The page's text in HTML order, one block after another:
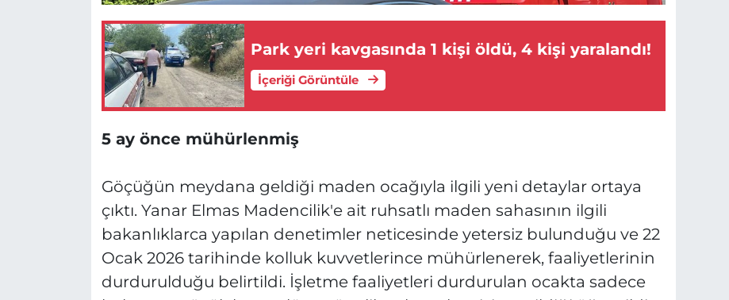
Park yeri kavgasında 1 kişi öldü, 4 kişi yaralandı!
İçeriği Görüntüle
5 ay önce mühürlenmiş
Göçüğün meydana geldiği maden ocağıyla ilgili yeni detaylar ortaya
çıktı. Yanar Elmas Madencilik'e ait ruhsatlı maden sahasının ilgili
bakanlıklarca yapılan denetimler neticesinde yetersiz bulunduğu ve 22
Ocak 2026 tarihinde kolluk kuvvetlerince mühürlenerek, faaliyetlerinin
durdurulduğu belirtildi. İşletme faaliyetleri durdurulan ocakta sadece